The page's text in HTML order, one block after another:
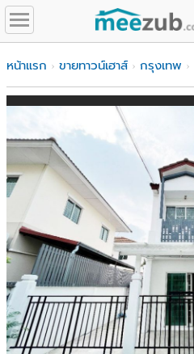
หน้าแรก ขายทาวน์เฮาส์ กรุงเทพ